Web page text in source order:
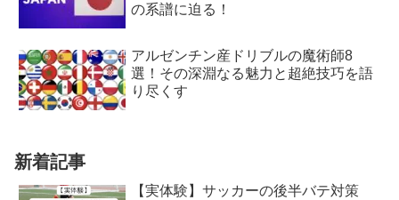
の系譜に迫る！
アルゼンチン産ドリブルの魔術師8
選！その深淵なる魅力と超絶技巧を語
り尽くす
新着記事
【実体験】サッカーの後半バテ対策